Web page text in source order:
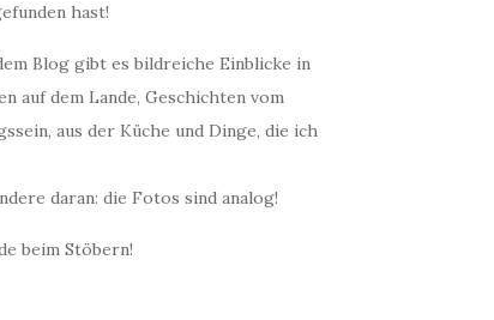
hast!
Blog gibt es bildreiche Einblicke in
auf dem Lande, Geschichten vom
aus der Küche und Dinge, die ich
daran: die Fotos sind analog!
beim Stöbern!